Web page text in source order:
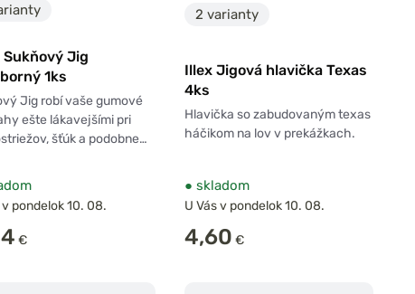
Sukňový Jig
1ks
Jig robí vaše gumové
ešte lákavejšími pri
šťúk a podobne…
v pondelok 10. 08.
€
2 varianty
Illex Jigová hlavička Texas
4ks
Hlavička so zabudovaným texas
háčikom na lov v prekážkach.
● skladom
U Vás v pondelok 10. 08.
4,60 €